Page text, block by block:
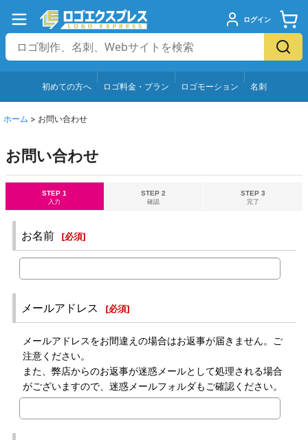
ログイン
初めての方へ ロゴ料金・プラン ロゴモーション 名刺
ホーム > お問い合わせ
お問い合わせ
STEP 1
入力
STEP 2
確認
STEP 3
完了
お名前 [必須]
メールアドレス [必須]
メールアドレスをお間違えの場合はお返事が届きません。ご
注意ください。
また、弊店からのお返事が迷惑メールとして処理される場合
がございますので、迷惑メールフォルダもご確認ください。